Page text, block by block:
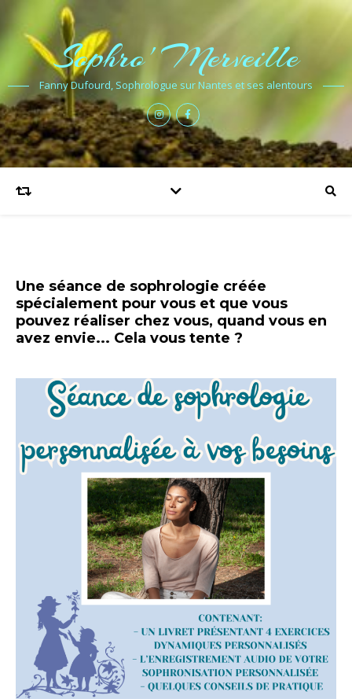
Sophro' Merveille
Fanny Dufourd, Sophrologue sur Nantes et ses alentours
Une séance de sophrologie créée
spécialement pour vous et que vous
pouvez réaliser chez vous, quand vous en
avez envie... Cela vous tente ?